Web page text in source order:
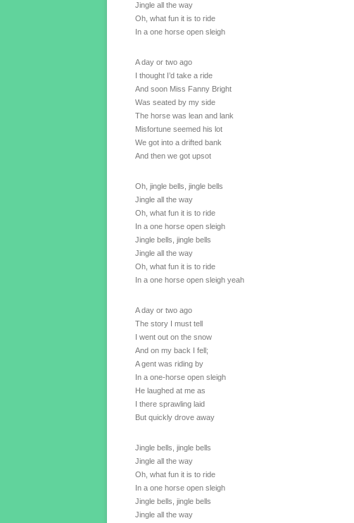
Jingle all the way
Oh, what fun it is to ride
In a one horse open sleigh
A day or two ago
I thought I’d take a ride
And soon Miss Fanny Bright
Was seated by my side
The horse was lean and lank
Misfortune seemed his lot
We got into a drifted bank
And then we got upsot
Oh, jingle bells, jingle bells
Jingle all the way
Oh, what fun it is to ride
In a one horse open sleigh
Jingle bells, jingle bells
Jingle all the way
Oh, what fun it is to ride
In a one horse open sleigh yeah
A day or two ago
The story I must tell
I went out on the snow
And on my back I fell;
A gent was riding by
In a one-horse open sleigh
He laughed at me as
I there sprawling laid
But quickly drove away
Jingle bells, jingle bells
Jingle all the way
Oh, what fun it is to ride
In a one horse open sleigh
Jingle bells, jingle bells
Jingle all the way